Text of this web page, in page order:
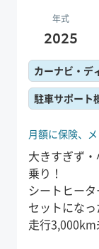
年式
2025
月額に保険、
大きすぎず
乗り！
シートヒー
セットにな
走行
カーナビ・デ
駐車サポート